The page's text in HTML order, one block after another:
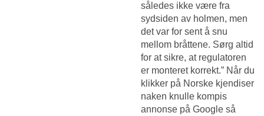
således ikke være fra
sydsiden av holmen, men
det var for sent å snu
mellom bråttene. Sørg altid
for at sikre, at regulatoren
er monteret korrekt.” Når du
klikker på Norske kjendiser
naken knulle kompis
annonse på Google så